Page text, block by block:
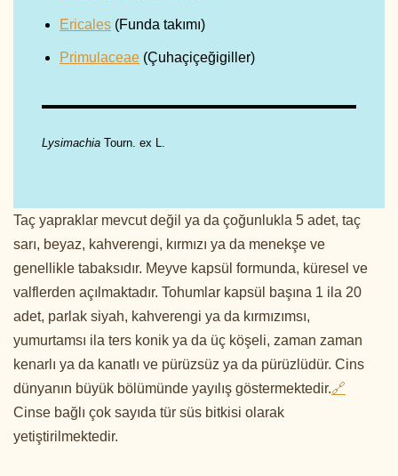
Ericales (Funda takımı)
Primulaceae (Çuhaçiçeğigiller)
Lysimachia Tourn. ex L.
Taç yapraklar mevcut değil ya da çoğunlukla 5 adet, taç
sarı, beyaz, kahverengi, kırmızı ya da menekşe ve
genellikle tabaksıdır. Meyve kapsül formunda, küresel ve
valflerden açılmaktadır. Tohumlar kapsül başına 1 ila 20
adet, parlak siyah, kahverengi ya da kırmızımsı,
yumurtamsı ila ters konik ya da üç köşeli, zaman zaman
kenarlı ya da kanatlı ve pürüzsüz ya da pürüzlüdür. Cins
dünyanın büyük bölümünde yayılış göstermektedir.🔗
Cinse bağlı çok sayıda tür süs bitkisi olarak
yetiştirilmektedir.